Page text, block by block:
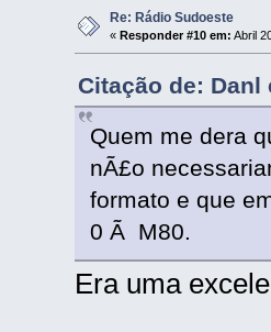
Re: Rádio Sudoeste
« Responder #10 em: Abril
Citação de: Danl
Quem me dera
nÃ£o
formato e que
0 Ã M80.
Era uma